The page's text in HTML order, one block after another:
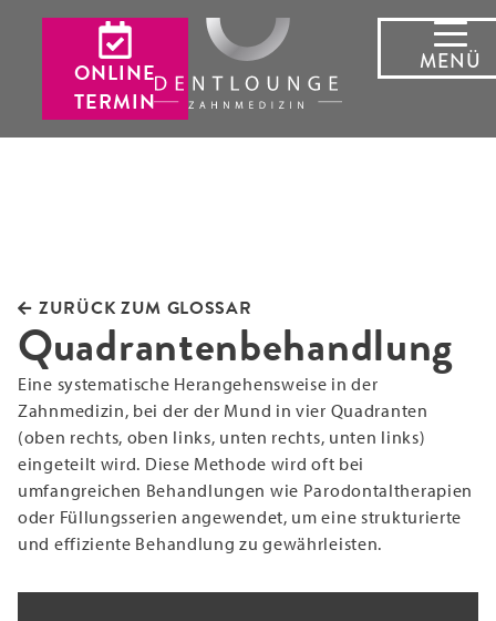
ONLINE
TERMIN
MENÜ
ZURÜCK ZUM GLOSSAR
Quadrantenbehandlung
Eine systematische Herangehensweise in der
Zahnmedizin, bei der der Mund in vier Quadranten
(oben rechts, oben links, unten rechts, unten links)
eingeteilt wird. Diese Methode wird oft bei
umfangreichen Behandlungen wie Parodontaltherapien
oder Füllungsserien angewendet, um eine strukturierte
und effiziente Behandlung zu gewährleisten.